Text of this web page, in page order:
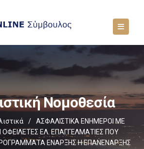
Νομοθεσία
/
ΑΣΦΑΛΙΣΤΙΚΑ ΕΝΗΜΕΡΟΙ ΜΕ
ΟΦΕΙΛΕΤΕΣ ΕΛ. ΕΠΑΓΓΕΛΜΑΤΙΕΣ ΠΟΥ
ΕΝΑΡΞΗΣ Η ΕΠΑΝΕΝΑΡΞΗΣ